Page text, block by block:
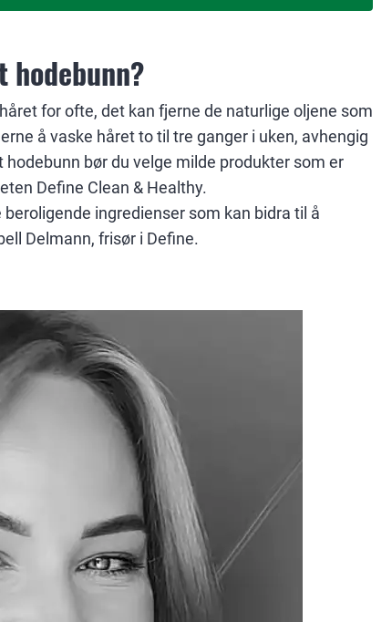
for ofte, det kan fjerne de naturlige oljene som
å vaske håret to til tre ganger i uken, avhengig
bør du velge milde produkter som er
Define Clean & Healthy.
ingredienser som kan bidra til å
Delmann, frisør i Define.